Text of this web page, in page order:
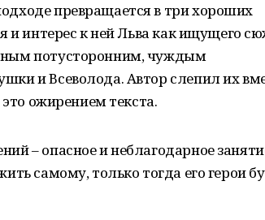
превращается в три хороших
и интерес к ней Льва как ищущего
потусторонним, чуждым
и Всеволода. Автор слепил их
ожирением текста.
– опасное и неблагодарное
самому, только тогда его герои